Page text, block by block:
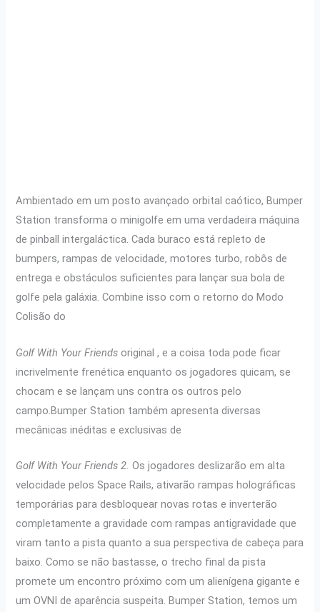
Ambientado em um posto avançado orbital caótico, Bumper
Station transforma o minigolfe em uma verdadeira máquina
de pinball intergaláctica. Cada buraco está repleto de
bumpers, rampas de velocidade, motores turbo, robôs de
entrega e obstáculos suficientes para lançar sua bola de
golfe pela galáxia. Combine isso com o retorno do Modo
Colisão do
Golf With Your Friends original , e a coisa toda pode ficar
incrivelmente frenética enquanto os jogadores quicam, se
chocam e se lançam uns contra os outros pelo
campo.Bumper Station também apresenta diversas
mecânicas inéditas e exclusivas de
Golf With Your Friends 2. Os jogadores deslizarão em alta
velocidade pelos Space Rails, ativarão rampas holográficas
temporárias para desbloquear novas rotas e inverterão
completamente a gravidade com rampas antigravidade que
viram tanto a pista quanto a sua perspectiva de cabeça para
baixo. Como se não bastasse, o trecho final da pista
promete um encontro próximo com um alienígena gigante e
um OVNI de aparência suspeita. Bumper Station, temos um